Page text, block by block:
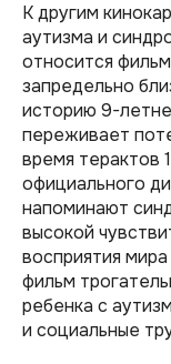
К другим
аутизма и
относится
запредельно
историю 9-
переживает
время терактов
официального
напоминают
высокой
восприятия
фильм
ребенка с
и социальные